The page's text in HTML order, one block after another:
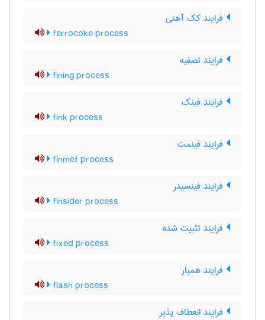
فرایند کک آهنی
ferrocoke process
فرایند تصفیه
fining process
فرایند فینک
fink process
فرایند فینمت
finmet process
فرایند فینسیدر
finsider process
فرایند تثبیت شده
fixed process
فرایند همیار
flash process
فرایند انعطاف پذیر